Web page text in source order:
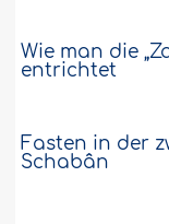
Wie man die
entrichtet
Fasten in der
Schabân